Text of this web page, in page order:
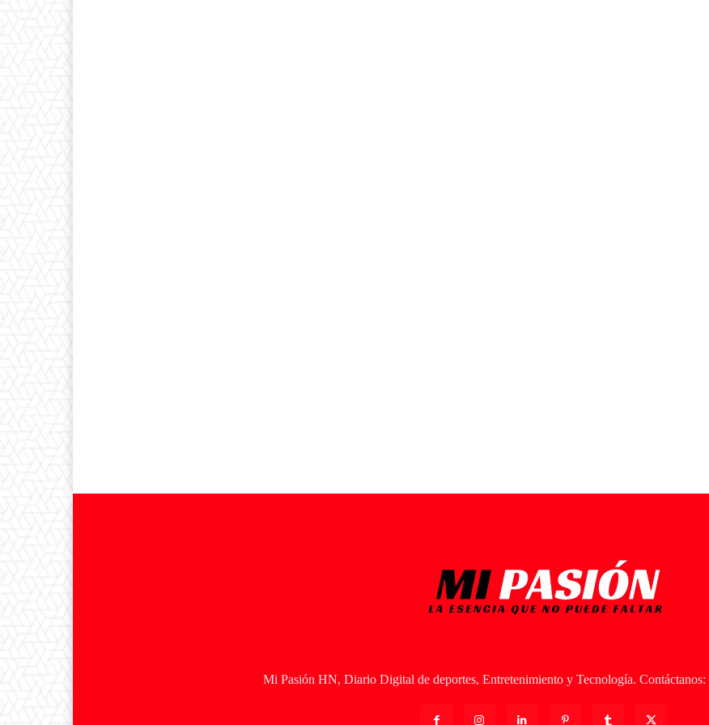
Mi Pasión HN, Diario Digital de deportes, Entretenimiento y Tecnología. Contáctanos: